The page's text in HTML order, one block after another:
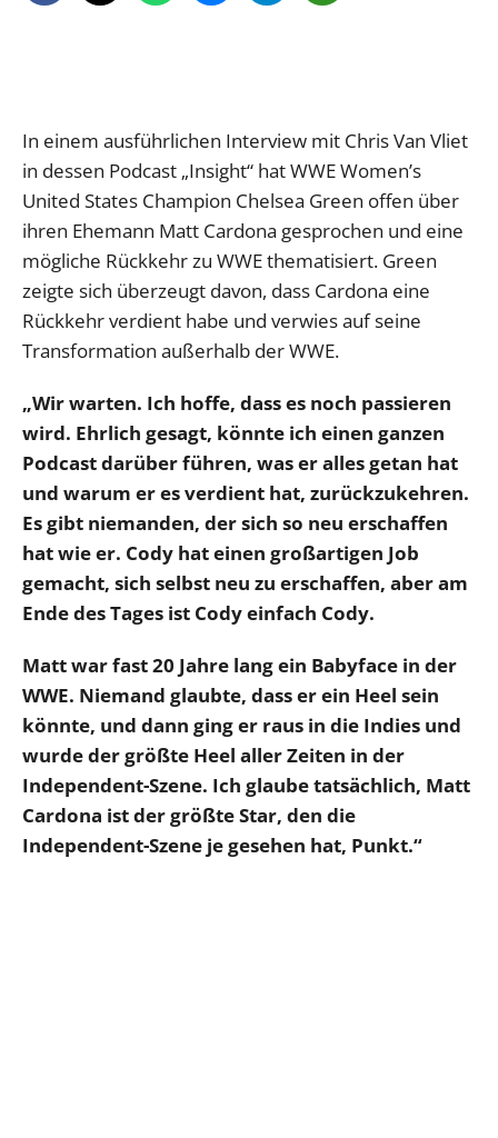
In einem ausführlichen Interview mit Chris Van Vliet
in dessen Podcast „Insight“ hat WWE Women’s
United States Champion Chelsea Green offen über
ihren Ehemann Matt Cardona gesprochen und eine
mögliche Rückkehr zu WWE thematisiert. Green
zeigte sich überzeugt davon, dass Cardona eine
Rückkehr verdient habe und verwies auf seine
Transformation außerhalb der WWE.
„Wir warten. Ich hoffe, dass es noch passieren
wird. Ehrlich gesagt, könnte ich einen ganzen
Podcast darüber führen, was er alles getan hat
und warum er es verdient hat, zurückzukehren.
Es gibt niemanden, der sich so neu erschaffen
hat wie er. Cody hat einen großartigen Job
gemacht, sich selbst neu zu erschaffen, aber am
Ende des Tages ist Cody einfach Cody.
Matt war fast 20 Jahre lang ein Babyface in der
WWE. Niemand glaubte, dass er ein Heel sein
könnte, und dann ging er raus in die Indies und
wurde der größte Heel aller Zeiten in der
Independent-Szene. Ich glaube tatsächlich, Matt
Cardona ist der größte Star, den die
Independent-Szene je gesehen hat, Punkt.“